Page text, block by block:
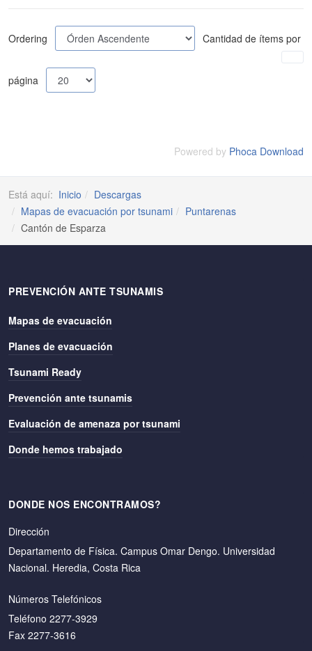
Ordering Cantidad de ítems por
página
Powered by Phoca Download
Está aquí: Inicio
Descargas
Mapas de evacuación por tsunami
Puntarenas
Cantón de Esparza
PREVENCIÓN ANTE TSUNAMIS
Mapas de evacuación
Planes de evacuación
Tsunami Ready
Prevención ante tsunamis
Evaluación de amenaza por tsunami
Donde hemos trabajado
DONDE NOS ENCONTRAMOS?
Dirección
Departamento de Física. Campus Omar Dengo. Universidad
Nacional. Heredia, Costa Rica
Números Telefónicos
Teléfono 2277-3929
Fax 2277-3616